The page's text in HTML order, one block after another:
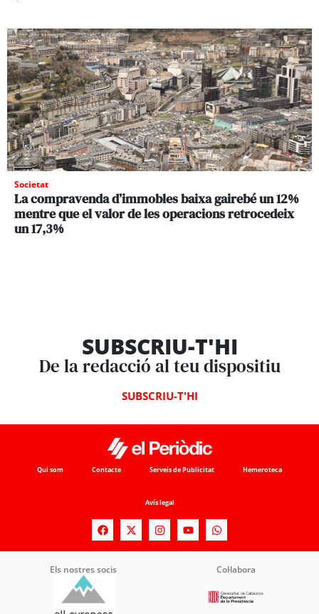
Societat
La compravenda d’immobles baixa gairebé un 12%
mentre que el valor de les operacions retrocedeix
un 17,3%
SUBSCRIU-T'HI
De la redacció al teu dispositiu
SUBSCRIU-T'HI
Qui som Contacte Serveis de Publicitat Hemeroteca
Avís legal
Els nostres socis Col·labora